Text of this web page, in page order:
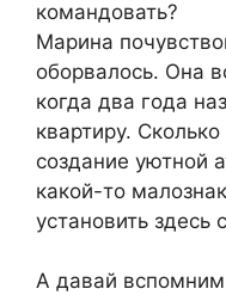
командовать?
Марина
оборвалось. Она
когда два года
квартиру.
создание уютной
какой-то
установить здесь
А давай